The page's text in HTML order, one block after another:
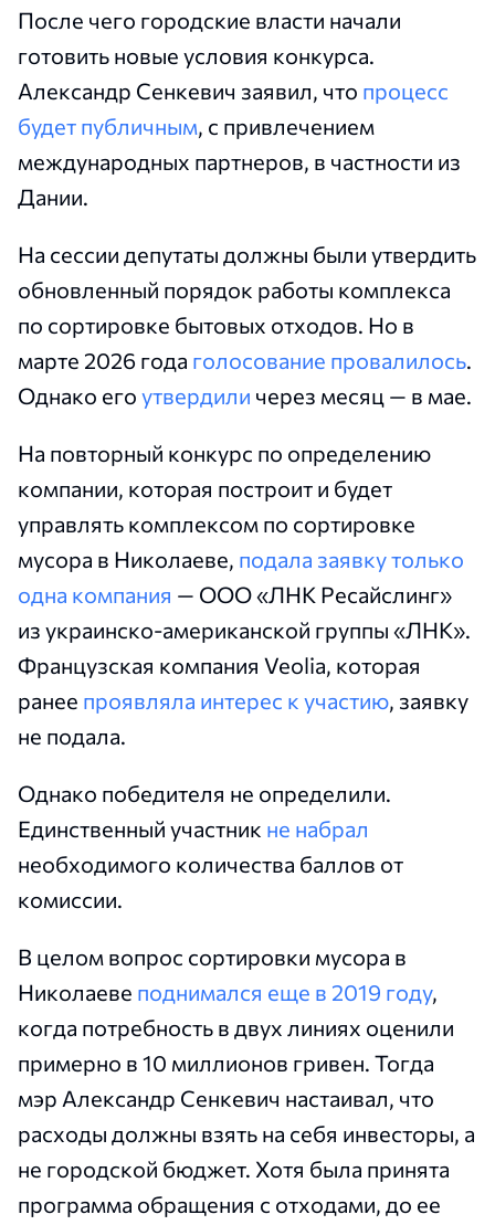
После чего городские власти начали
готовить новые условия конкурса.
Александр Сенкевич заявил, что процесс
будет публичным, с привлечением
международных партнеров, в частности из
Дании.
На сессии депутаты должны были утвердить
обновленный порядок работы комплекса
по сортировке бытовых отходов. Но в
марте 2026 года голосование провалилось.
Однако его утвердили через месяц — в мае.
На повторный конкурс по определению
компании, которая построит и будет
управлять комплексом по сортировке
мусора в Николаеве, подала заявку только
одна компания — ООО «ЛНК Ресайслинг»
из украинско-американской группы «ЛНК».
Французская компания Veolia, которая
ранее проявляла интерес к участию, заявку
не подала.
Однако победителя не определили.
Единственный участник не набрал
необходимого количества баллов от
комиссии.
В целом вопрос сортировки мусора в
Николаеве поднимался еще в 2019 году,
когда потребность в двух линиях оценили
примерно в 10 миллионов гривен. Тогда
мэр Александр Сенкевич настаивал, что
расходы должны взять на себя инвесторы, а
не городской бюджет. Хотя была принята
программа обращения с отходами, до ее